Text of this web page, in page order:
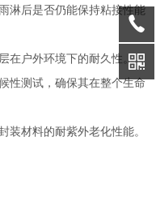
淋后是否仍能保持粘接性能
在户外环境下的耐久性。
性测试，确保其在整个生命
装材料的耐紫外老化性能。